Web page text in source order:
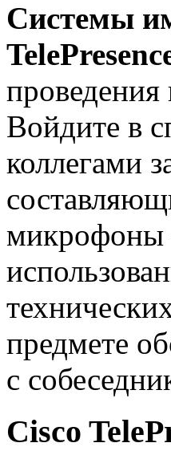
Системы
проведения
Войдите в
коллегами
микрофоны
предмете
с
Cisco